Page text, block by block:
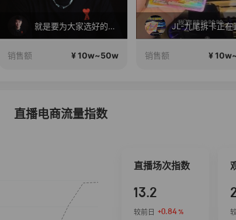
就是要为大家选好的产品！做好的价格，不随波逐流！加油！
销售额 ¥ 10w~50w
JL-九尾拆卡正在
销售额 ¥
直播电商流量指数
直播场次指数
13.2
较前日 +0.84%